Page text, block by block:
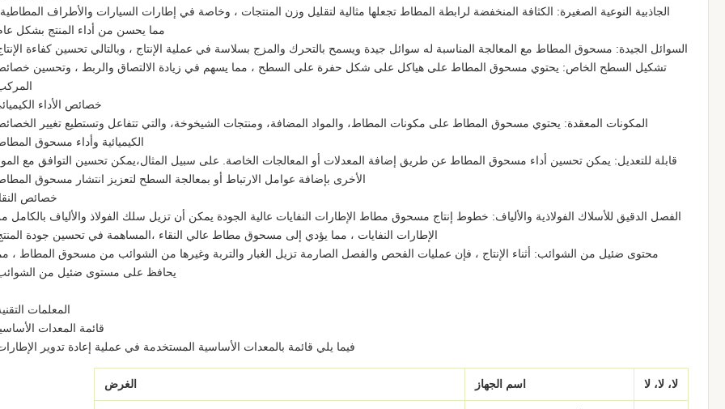
الجاذبية النوعية الصغيرة: الكثافة المنخفضة لرابطة المطاط تجعلها مثالية لتقليل وزن المنتجات ، وخاصة في إطارات السيارات والأطراف
مما يحسن من أداء المنتج بشكل
السوائل الجيدة: مسحوق المطاط مع المعالجة المناسبة له سوائل جيدة ويسمح بالتحرك والمزج بسلاسة في عملية الإنتاج ، وبالتالي تحسين كفاءة
تشكيل السطح الخاص: يحتوي مسحوق المطاط على هياكل على شكل حفرة على السطح ، مما يسهم في زيادة الالتصاق والربط ، وتحسين
خصائص الأداء
المكونات المعقدة: يحتوي مسحوق المطاط على مكونات المطاط، والمواد المضافة، ومنتجات الشيخوخة، والتي تتفاعل وتستطيع تغيير
الكيميائية وأداء مسحوق
قابلة للتعديل: يمكن تحسين أداء مسحوق المطاط عن طريق إضافة المعدلات أو المعالجات الخاصة. على سبيل المثال،يمكن تحسين التوافق مع
الأخرى بإضافة عوامل الارتباط أو بمعالجة السطح لتعزيز انتشار مسحوق
خصائص
الفصل الدقيق للأسلاك الفولاذية والألياف: خطوط إنتاج مسحوق مطاط الإطارات النفايات عالية الجودة يمكن أن تزيل سلك الفولاذ والألياف بالكامل
الإطارات النفايات ، مما يؤدي إلى مسحوق مطاط عالي النقاء ،المساهمة في تحسين جودة
محتوى ضئيل من الشوائب: أثناء الإنتاج ، فإن عمليات الفحص والفصل الصارمة تزيل الغبار والتربة وغيرها من الشوائب من مسحوق المطاط ،
يحافظ على مستوى ضئيل من
المعلمات
قائمة المعدات
فيما يلي قائمة بالمعدات الأساسية المستخدمة في عملية إعادة تدوير
لا، لا، لا اسم الجهاز الغرض